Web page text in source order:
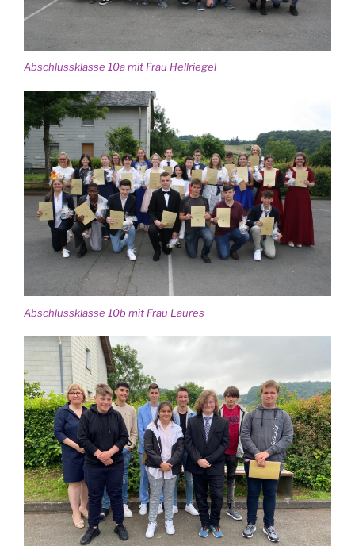
Abschluss­klas­se 10a mit Frau Hellriegel
Abschluss­klas­se 10b mit Frau Laures